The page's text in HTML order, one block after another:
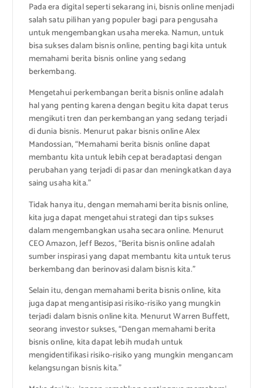
Pada era digital seperti sekarang ini, bisnis online menjadi
salah satu pilihan yang populer bagi para pengusaha
untuk mengembangkan usaha mereka. Namun, untuk
bisa sukses dalam bisnis online, penting bagi kita untuk
memahami berita bisnis online yang sedang
berkembang.
Mengetahui perkembangan berita bisnis online adalah
hal yang penting karena dengan begitu kita dapat terus
mengikuti tren dan perkembangan yang sedang terjadi
di dunia bisnis. Menurut pakar bisnis online Alex
Mandossian, “Memahami berita bisnis online dapat
membantu kita untuk lebih cepat beradaptasi dengan
perubahan yang terjadi di pasar dan meningkatkan daya
saing usaha kita.”
Tidak hanya itu, dengan memahami berita bisnis online,
kita juga dapat mengetahui strategi dan tips sukses
dalam mengembangkan usaha secara online. Menurut
CEO Amazon, Jeff Bezos, “Berita bisnis online adalah
sumber inspirasi yang dapat membantu kita untuk terus
berkembang dan berinovasi dalam bisnis kita.”
Selain itu, dengan memahami berita bisnis online, kita
juga dapat mengantisipasi risiko-risiko yang mungkin
terjadi dalam bisnis online kita. Menurut Warren Buffett,
seorang investor sukses, “Dengan memahami berita
bisnis online, kita dapat lebih mudah untuk
mengidentifikasi risiko-risiko yang mungkin mengancam
kelangsungan bisnis kita.”